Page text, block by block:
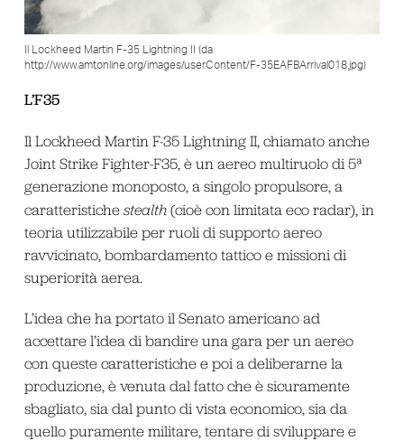
Il Lockheed Martin F-35 Lightning II (da
http://www.amtonline.org/images/userContent/F-35EAFBArrival018.jpg)
L’F35
Il Lockheed Martin F-35 Lightning II, chiamato anche
Joint Strike Fighter-F35, è un aereo multiruolo di 5ª
generazione monoposto, a singolo propulsore, a
caratteristiche stealth(cioè con limitata eco radar), in
teoria utilizzabile per ruoli di supporto aereo
ravvicinato, bombardamento tattico e missioni di
superiorità aerea.
L’idea che ha portato il Senato americano ad
accettare l’idea di bandire una gara per un aereo
con queste caratteristiche e poi a deliberarne la
produzione, è venuta dal fatto che è sicuramente
sbagliato, sia dal punto di vista economico, sia da
quello puramente militare, tentare di sviluppare e